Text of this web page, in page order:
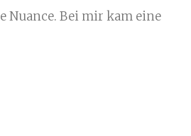
Nuance. Bei mir kam eine